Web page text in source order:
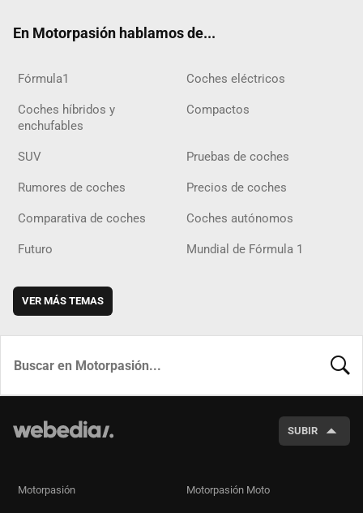
En Motorpasión hablamos de...
Fórmula1 Coches eléctricos
Coches híbridos y
enchufables
Compactos
SUV Pruebas de coches
Rumores de coches Precios de coches
Comparativa de coches Coches autónomos
Futuro Mundial de Fórmula 1
VER MÁS TEMAS
SUBIR
Motorpasión Motorpasión Moto